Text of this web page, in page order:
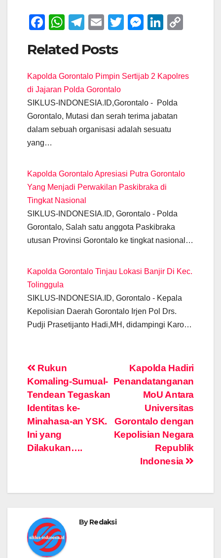
F
c
e
b
o
o
k
W
at
s
A
p
p
T
e
gr
a
m
E
ail
T
er
M
e
g
er
Li
e
dI
n
y
Related Posts
Kapolda Gorontalo Pimpin Sertijab 2 Kapolres
di Jajaran Polda Gorontalo
SIKLUS-INDONESIA.ID,Gorontalo - Polda
Gorontalo, Mutasi dan serah terima jabatan
dalam sebuah organisasi adalah sesuatu
yang…
Kapolda Gorontalo Apresiasi Putra Gorontalo
Yang Menjadi Perwakilan Paskibraka di
Tingkat Nasional
SIKLUS-INDONESIA.ID, Gorontalo - Polda
Gorontalo, Salah satu anggota Paskibraka
utusan Provinsi Gorontalo ke tingkat nasional…
Kapolda Gorontalo Tinjau Lokasi Banjir Di Kec.
Tolinggula
SIKLUS-INDONESIA.ID, Gorontalo - Kepala
Kepolisian Daerah Gorontalo Irjen Pol Drs.
Pudji Prasetijanto Hadi,MH, didampingi Karo…
Post
navigation
Kapolda Hadiri
Penandatanganan
MoU Antara
Universitas
Gorontalo dengan
Kepolisian Negara
Republik
Indonesia
Rukun
Komaling-Sumual-
Tendean Tegaskan
Identitas ke-
Minahasa-an YSK.
Ini yang
Dilakukan….
ByRedaksi